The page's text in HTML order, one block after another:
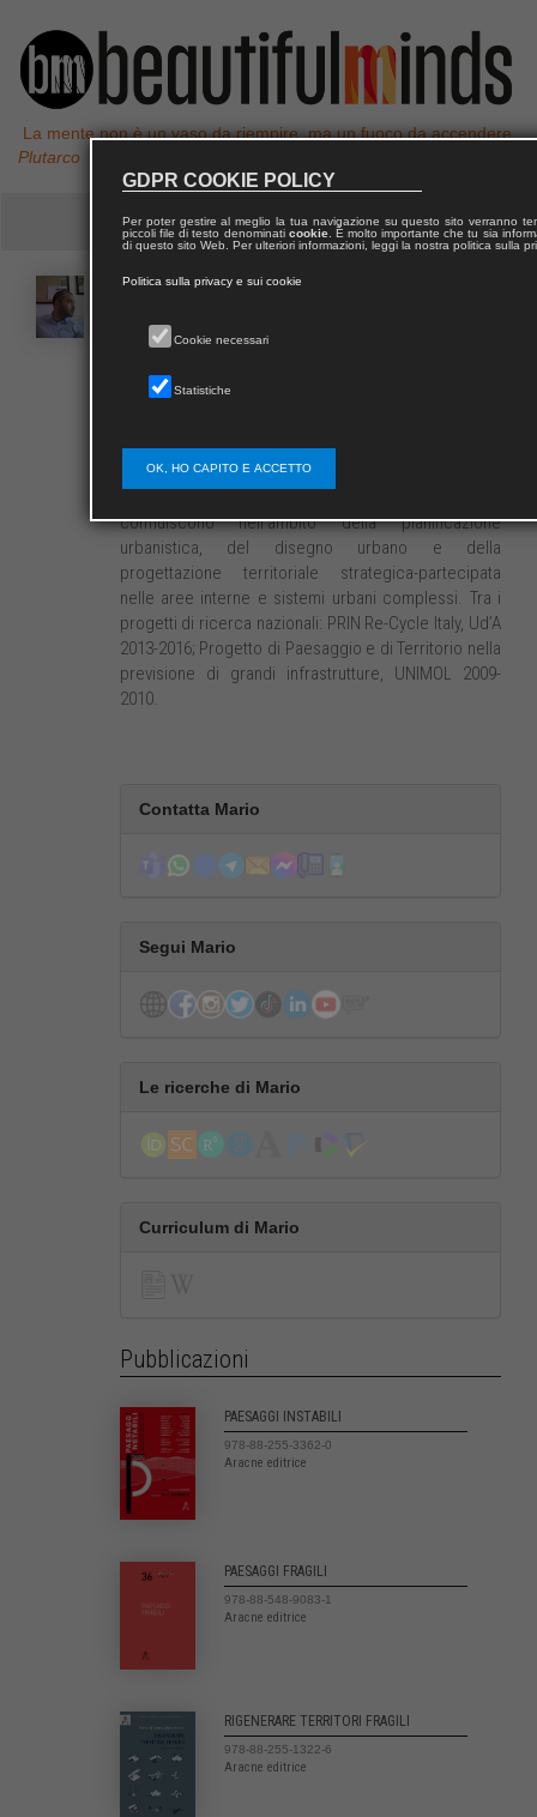
La mente non è un vaso da riempire, ma un fuoco da accendere,
Plutarco
MarioMORRICA
Mario Morrica è dottore di ricerca in Architettura e
Urbanistica presso l’Università degli Studi Gabriele
Politecnico di Milano dal 2018 al 2020 negli
insegnamenti di Urbanistica e di Caratteri distributivi
confluiscono nell’ambito della pianificazione
urbanistica, del disegno urbano e della
progettazione territoriale strategica-partecipata
nelle aree interne e sistemi urbani complessi. Tra i
progetti di ricerca nazionali: PRIN Re-Cycle Italy, Ud’A
2013-2016; Progetto di Paesaggio e di Territorio nella
previsione di grandi infrastrutture, UNIMOL 2009-
2010.
Contatta Mario
Segui Mario
Le ricerche di Mario
Curriculum di Mario
Pubblicazioni
PAESAGGI INSTABILI
978-88-255-3362-0
Aracne editrice
PAESAGGI FRAGILI
978-88-548-9083-1
Aracne editrice
RIGENERARE TERRITORI FRAGILI
978-88-255-1322-6
Aracne editrice
GDPR COOKIE POLICY
Per poter gestire al meglio la tua navigazione su questo sito verranno
piccoli file di testo denominati cookie. È molto importante che tu sia
di questo sito Web. Per ulteriori informazioni, leggi la nostra politica sulla
Politica sulla privacy e sui cookie
Cookie necessari
Statistiche
OK, HO CAPITO E ACCETTO